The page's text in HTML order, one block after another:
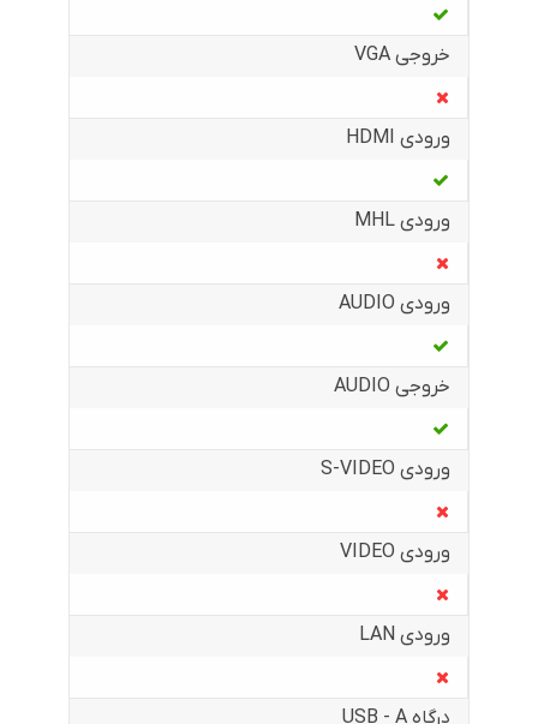
خروجی VGA
ورودی HDMI
ورودی MHL
ورودی AUDIO
خروجی AUDIO
ورودی S-VIDEO
ورودی VIDEO
ورودی LAN
درگاه USB - A